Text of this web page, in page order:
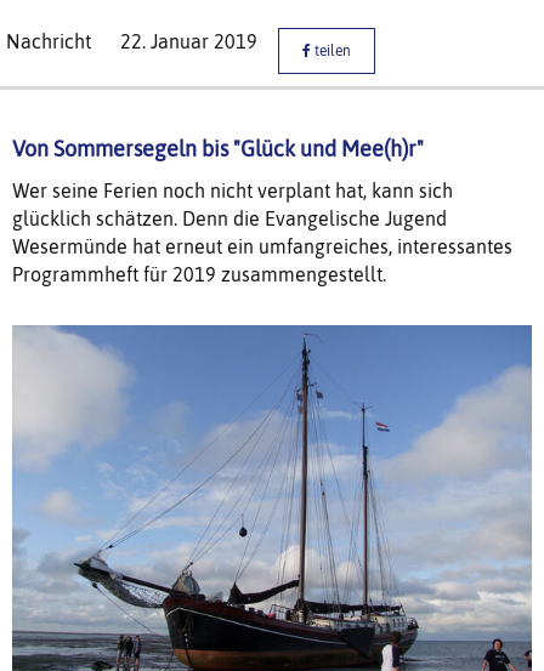
Nachricht 22. Januar 2019 teilen
Von Sommersegeln bis "Glück und Mee(h)r"
Wer seine Ferien noch nicht verplant hat, kann sich
glücklich schätzen. Denn die Evangelische Jugend
Wesermünde hat erneut ein umfangreiches, interessantes
Programmheft für 2019 zusammengestellt.